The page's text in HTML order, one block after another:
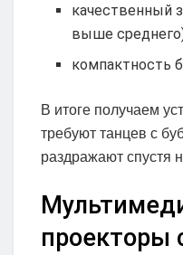
качественный
выше
компактность
В итоге получаем
требуют танцев с
раздражают спустя
проекторы